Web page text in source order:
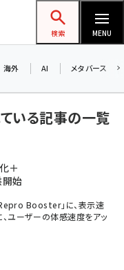
者フォーラム
検索 MENU
海外 AI メタバース
いる記事の一覧
＋
開始
Booster」に、表示速
ユーザーの体感速度をアッ